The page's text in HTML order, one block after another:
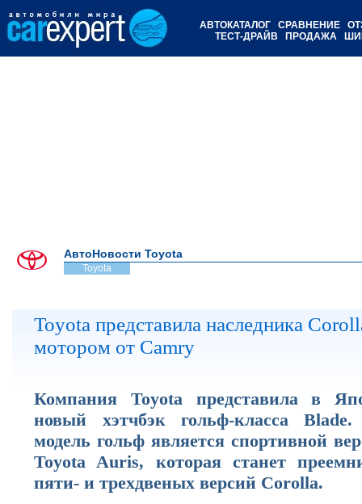
АВТОКАТАЛОГ СРАВНЕНИЕ
ТЕСТ-ДРАЙВ
ПРОДАЖА
АвтоНовости Toyota
Toyota
Toyota представила наследника
мотором от Camry
Компания Toyota представила в
новый хэтчбэк гольф-класса
модель гольф является спортивной
Toyota Auris, которая станет
пяти- и трехдвеных версий Corolla.